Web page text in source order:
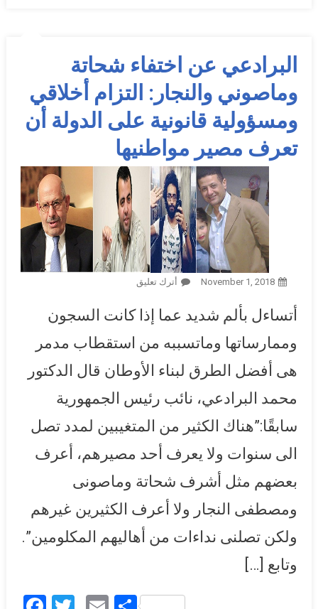
البرادعي عن اختفاء شحاتة
وماصوني والنجار: التزام أخلاقي
ومسؤولية قانونية على الدولة أن
تعرف مصير مواطنيها
November 1, 2018 أترك تعليق
ومسؤولية قانونية على الدولة
أتساءل بألم شديد عما إذا كانت السجون
وممارساتها وماتسببه من استقطاب مدمر
هى أفضل الطرق لبناء الأوطان قال الدكتور
محمد البرادعي، نائب رئيس الجمهورية
سابقًا:”هناك الكثير من المتغيبين لمدد تصل
الى سنوات ولا يعرف أحد مصيرهم، أعرف
بعضهم مثل أشرف شحاتة وماصونى
ومصطفى النجار ولا أعرف الكثيرين غيرهم
ولكن تصلنى نداءات من أهاليهم المكلومين”.
وتابع […]